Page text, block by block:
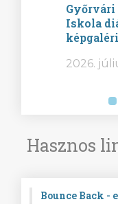
Győrvári Béri
Iskola
képgaléria
2026. július 03.
Hasznos
Bounce Back -